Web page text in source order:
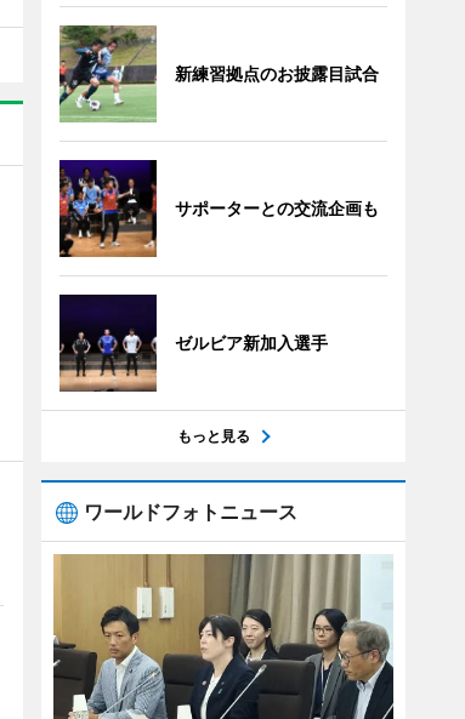
新練習拠点のお披露目試合
サポーターとの交流企画も
ゼルビア新加入選手
もっと見る
ワールドフォトニュース